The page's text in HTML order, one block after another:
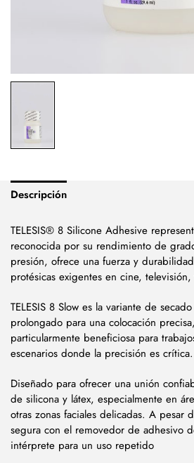
Descripción
TELESIS® 8 Silicone Adhesive
reconocida por su rendimiento de
presión, ofrece una fuerza y
protésicas exigentes en cine,
TELESIS 8 Slow es la variante de
prolongado para una colocación
particularmente beneficiosa para
escenarios donde la precisión es crítica.
Diseñado para ofrecer una unión
de silicona y látex, especialmente en
otras zonas faciales delicadas. A
segura con el removedor de adhesivo
intérprete para un uso repetido